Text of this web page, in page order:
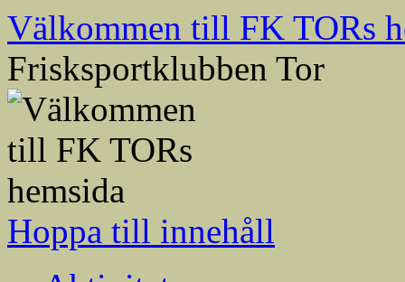
Välkommen till FK TORs
Frisksportklubben Tor
Hoppa till innehåll